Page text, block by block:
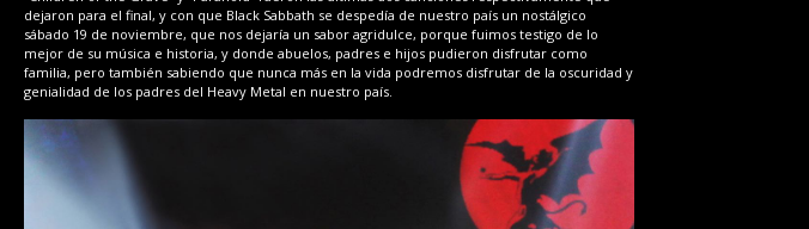
dejaron para el final, y con que Black Sabbath se despedía de nuestro país un nostálgico
sábado 19 de noviembre, que nos dejaría un sabor agridulce, porque fuimos testigo de lo
mejor de su música e historia, y donde abuelos, padres e hijos pudieron disfrutar como
familia, pero también sabiendo que nunca más en la vida podremos disfrutar de la oscuridad y
genialidad de los padres del Heavy Metal en nuestro país.